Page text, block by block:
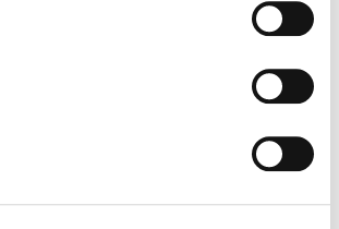
assicuirarsi di avere a portata di
il paziente, proteggere il letto con una
impermeabile. Iniziare la pulizia
e il busto. Assicurarsi che tutte le